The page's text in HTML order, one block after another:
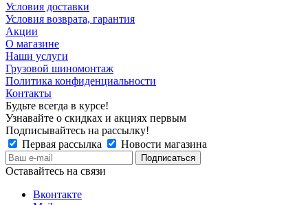
Условия доставки
Условия возврата, гарантия
Акции
О магазине
Наши услуги
Грузовой шиномонтаж
Политика конфиденциальности
Контакты
Будьте всегда в курсе!
Узнавайте о скидках и акциях первым
Подписывайтесь на рассылку!
Первая рассылка
Новости магазина
Оставайтесь на связи
Вконтакте